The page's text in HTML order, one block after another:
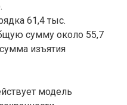
61,4 тыс.
сумму около 55,7
изъятия
модель